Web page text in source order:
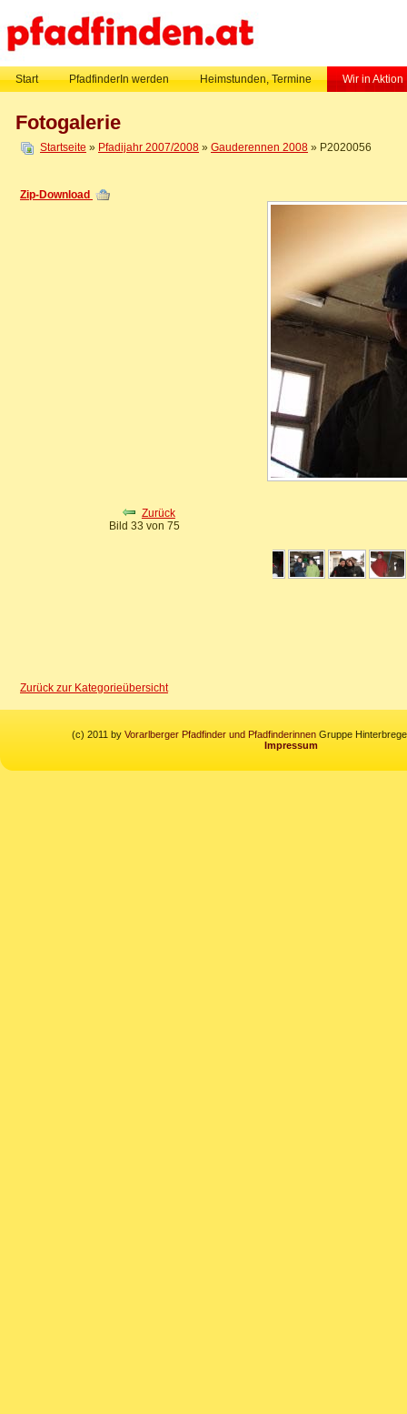
Start PfadfinderIn werden Heimstunden, Termine Wir in Aktion
Fotogalerie
Startseite » Pfadijahr 2007/2008 » Gauderennen 2008 » P2020056
Zip-Download
Zurück
Bild 33 von 75
Zurück zur Kategorieübersicht
(c) 2011 by Vorarlberger Pfadfinder und PfadfinderinnenGruppe
Impressum